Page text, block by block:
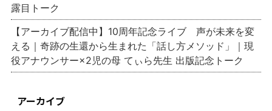
露目トーク
【アーカイブ配信中】10周年記念ライブ 声が未来を変
える｜奇跡の生還から生まれた「話し方メソッド」｜現
役アナウンサー×2児の母 てぃら先生 出版記念トーク
アーカイブ